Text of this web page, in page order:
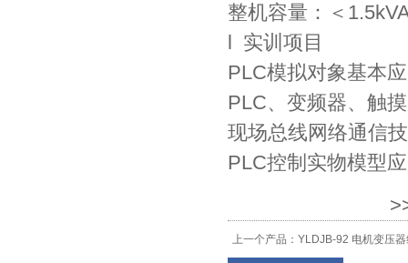
整机容量：＜
l 实训项目
PLC模拟对象基本
PLC、变频器、触
现场总线网络通信
PLC控制实物模型
上一个产品： YLDJB-92 电机变压